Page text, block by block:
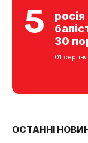
30
01
ОСТАННІ